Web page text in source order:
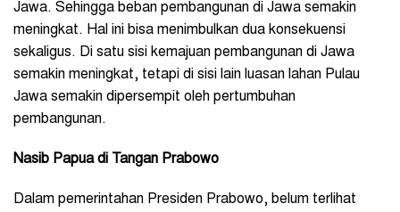
Jawa. Sehingga beban pembangunan di Jawa semakin
meningkat. Hal ini bisa menimbulkan dua konsekuensi
sekaligus. Di satu sisi kemajuan pembangunan di Jawa
semakin meningkat, tetapi di sisi lain luasan lahan Pulau
Jawa semakin dipersempit oleh pertumbuhan
pembangunan.
Nasib Papua di Tangan Prabowo
Dalam pemerintahan Presiden Prabowo, belum terlihat